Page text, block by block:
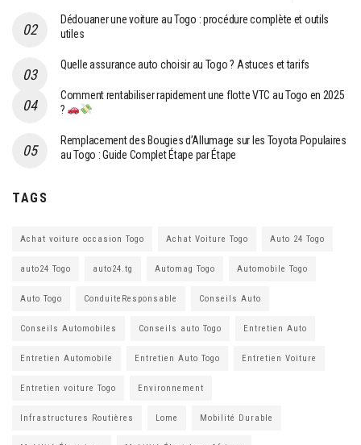
Dédouaner une voiture au Togo : procédure complète et outils
utiles
Quelle assurance auto choisir au Togo ? Astuces et tarifs
Comment rentabiliser rapidement une flotte VTC au Togo en 2025
?
Remplacement des Bougies d’Allumage sur les Toyota Populaires
au Togo : Guide Complet Étape par Étape
TAGS
Achat voiture occasion Togo Achat Voiture Togo Auto 24 Togo
auto24 Togo auto24.tg Automag Togo Automobile Togo
Auto Togo ConduiteResponsable Conseils Auto
Conseils Automobiles Conseils auto Togo Entretien Auto
Entretien Automobile Entretien Auto Togo Entretien Voiture
Entretien voiture Togo Environnement
Infrastructures Routières Lome Mobilité Durable